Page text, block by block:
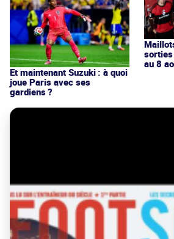
Et maintenant Suzuki : à quoi
joue Paris avec ses
gardiens ?
sorties
au 8